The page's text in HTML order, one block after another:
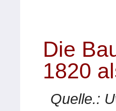
Die
1820
Quelle.: